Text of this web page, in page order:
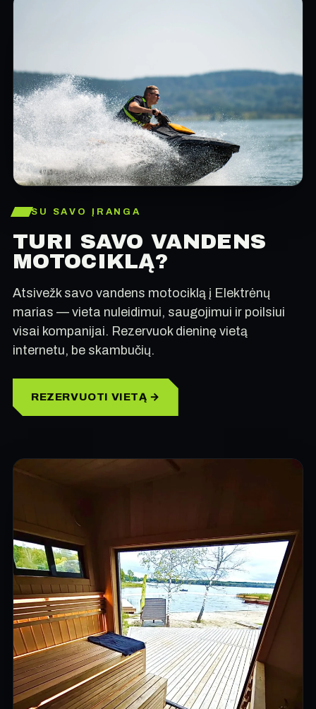
SU SAVO ĮRANGA
TURI SAVO VANDENS
MOTOCIKLĄ?
Atsivežk savo vandens motociklą į Elektrėnų
marias — vieta nuleidimui, saugojimui ir poilsiui
visai kompanijai. Rezervuok dieninę vietą
internetu, be skambučių.
REZERVUOTI VIETĄ →